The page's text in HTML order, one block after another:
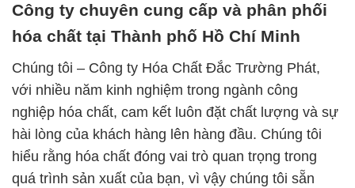
Công ty chuyên cung cấp và phân phối
hóa chất tại Thành phố Hồ Chí Minh
Chúng tôi – Công ty Hóa Chất Đắc Trường Phát,
với nhiều năm kinh nghiệm trong ngành công
nghiệp hóa chất, cam kết luôn đặt chất lượng và sự
hài lòng của khách hàng lên hàng đầu. Chúng tôi
hiểu rằng hóa chất đóng vai trò quan trọng trong
quá trình sản xuất của bạn, vì vậy chúng tôi sẵn